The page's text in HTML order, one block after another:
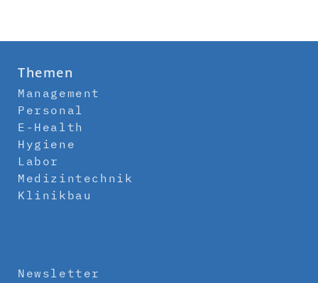
Themen
Management
Personal
E-Health
Hygiene
Labor
Medizintechnik
Klinikbau
Newsletter